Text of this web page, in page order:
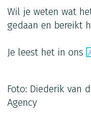
Wil je weten wat
gedaan en bereikt
Je leest het in ons
Foto: Diederik van
Agency